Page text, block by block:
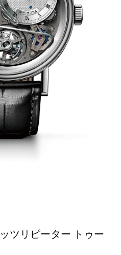
ツリピーター トゥー